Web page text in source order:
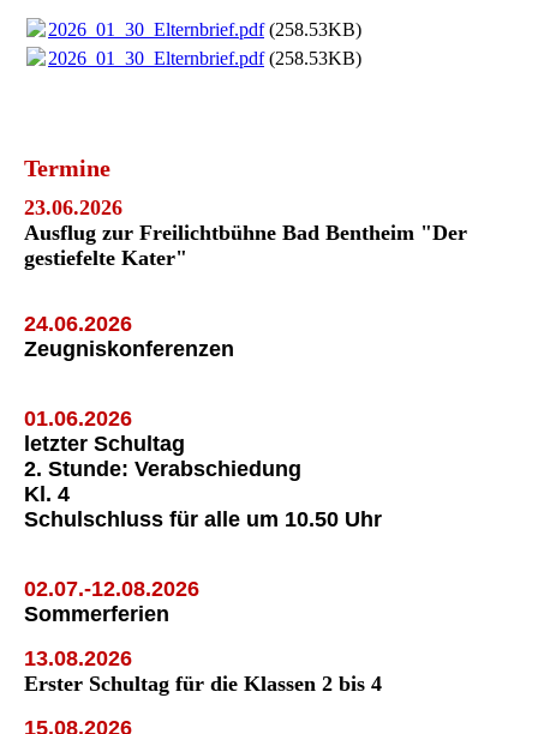
2026_01_30_Elternbrief.pdf(258.53KB)
2026_01_30_Elternbrief.pdf(258.53KB)
Termine
23.06.2026
Ausflug zur Freilichtbühne Bad Bentheim "Der
gestiefelte Kater"
24.06.2026
Zeugniskonferenzen
01.06.2026
letzter Schultag
2. Stunde: Verabschiedung
Kl. 4
Schulschluss für alle um 10.50 Uhr
02.07.-12.08.2026
Sommerferien
13.08.2026
Erster Schultag für die Klassen 2 bis 4
15.08.2026